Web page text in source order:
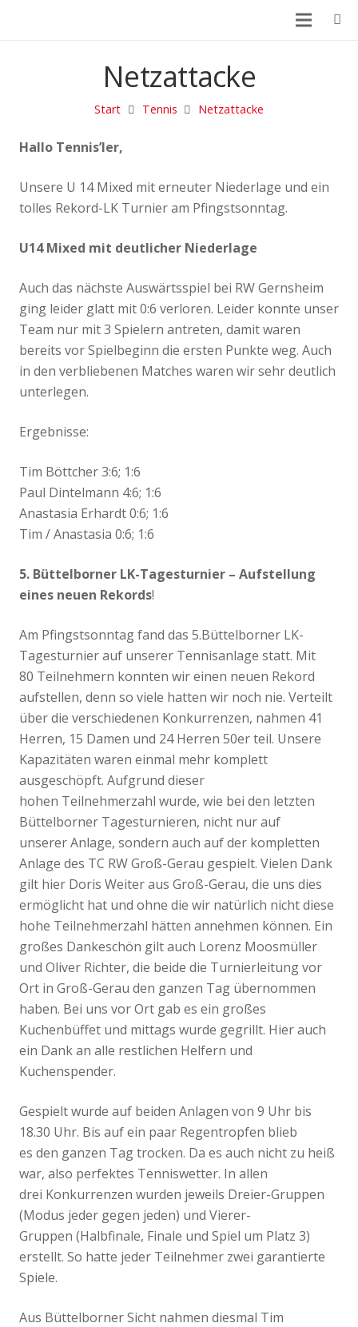
Netzattacke
Start Tennis Netzattacke
Hallo Tennis’ler,
Unsere U 14 Mixed mit erneuter Niederlage und ein
tolles Rekord-LK Turnier am Pfingstsonntag.
U14 Mixed mit deutlicher Niederlage
Auch das nächste Auswärtsspiel bei RW Gernsheim
ging leider glatt mit 0:6 verloren. Leider konnte unser
Team nur mit 3 Spielern antreten, damit waren
bereits vor Spielbeginn die ersten Punkte weg. Auch
in den verbliebenen Matches waren wir sehr deutlich
unterlegen.
Ergebnisse:
Tim Böttcher 3:6; 1:6
Paul Dintelmann 4:6; 1:6
Anastasia Erhardt 0:6; 1:6
Tim / Anastasia 0:6; 1:6
5. Büttelborner LK-Tagesturnier – Aufstellung
eines neuen Rekords!
Am Pfingstsonntag fand das 5.Büttelborner LK-
Tagesturnier auf unserer Tennisanlage statt. Mit
80 Teilnehmern konnten wir einen neuen Rekord
aufstellen, denn so viele hatten wir noch nie. Verteilt
über die verschiedenen Konkurrenzen, nahmen 41
Herren, 15 Damen und 24 Herren 50er teil. Unsere
Kapazitäten waren einmal mehr komplett
ausgeschöpft. Aufgrund dieser
hohen Teilnehmerzahl wurde, wie bei den letzten
Büttelborner Tagesturnieren, nicht nur auf
unserer Anlage, sondern auch auf der kompletten
Anlage des TC RW Groß-Gerau gespielt. Vielen Dank
gilt hier Doris Weiter aus Groß-Gerau, die uns dies
ermöglicht hat und ohne die wir natürlich nicht diese
hohe Teilnehmerzahl hätten annehmen können. Ein
großes Dankeschön gilt auch Lorenz Moosmüller
und Oliver Richter, die beide die Turnierleitung vor
Ort in Groß-Gerau den ganzen Tag übernommen
haben. Bei uns vor Ort gab es ein großes
Kuchenbüffet und mittags wurde gegrillt. Hier auch
ein Dank an alle restlichen Helfern und
Kuchenspender.
Gespielt wurde auf beiden Anlagen von 9 Uhr bis
18.30 Uhr. Bis auf ein paar Regentropfen blieb
es den ganzen Tag trocken. Da es auch nicht zu heiß
war, also perfektes Tenniswetter. In allen
drei Konkurrenzen wurden jeweils Dreier-Gruppen
(Modus jeder gegen jeden) und Vierer-
Gruppen (Halbfinale, Finale und Spiel um Platz 3)
erstellt. So hatte jeder Teilnehmer zwei garantierte
Spiele.
Aus Büttelborner Sicht nahmen diesmal Tim